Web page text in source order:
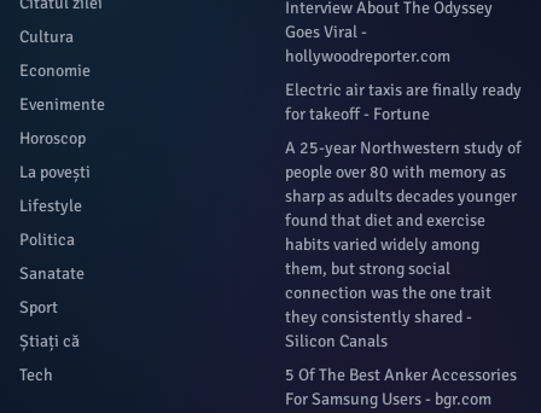
Cultura
Economie
Evenimente
Horoscop
La povești
Lifestyle
Politica
Sanatate
Sport
Știați că
Tech
Interview About The Odyssey
Goes Viral -
hollywoodreporter.com
Electric air taxis are finally ready
for takeoff - Fortune
A 25-year Northwestern study of
people over 80 with memory as
sharp as adults decades younger
found that diet and exercise
habits varied widely among
them, but strong social
connection was the one trait
they consistently shared -
Silicon Canals
5 Of The Best Anker Accessories
For Samsung Users - bgr.com